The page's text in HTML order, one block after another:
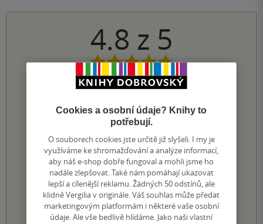
4.8 z 5
95hodnocení čtenářů
77×
5 hvězdiček
14×
4 hvězdičky
4×
3 hvězdičky
0×
2 hvězdičky
0×
1 hvezdička
PŘIDEJTE SVÉ HODNOCENÍ KNIHY
Hodnocení našich knihkupců: 0.0 z 5
Cookies a osobní údaje? Knihy to
potřebují.
O souborech cookies jste určitě již slyšeli. I my je
využíváme ke shromažďování a analýze informací,
aby náš e-shop dobře fungoval a mohli jsme ho
nadále zlepšovat. Také nám pomáhají ukazovat
lepší a cílenější reklamu. Žádných 50 odstínů, ale
klidně Vergilia v originále. Váš souhlas může předat
marketingovým platformám i některé vaše osobní
údaje. Ale vše bedlivě hlídáme. Jako naši vlastní